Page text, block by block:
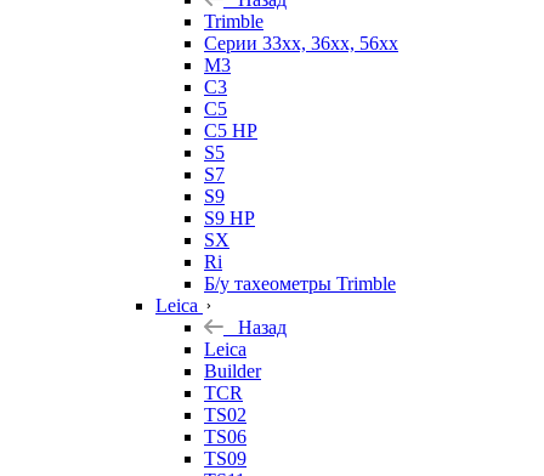
Trimble
Серии 33xx, 36xx, 56xx
M3
C3
C5
C5 HP
S5
S7
S9
S9 HP
SX
Ri
Б/у тахеометры Trimble
Leica
Назад
Leica
Builder
TCR
TS02
TS06
TS09